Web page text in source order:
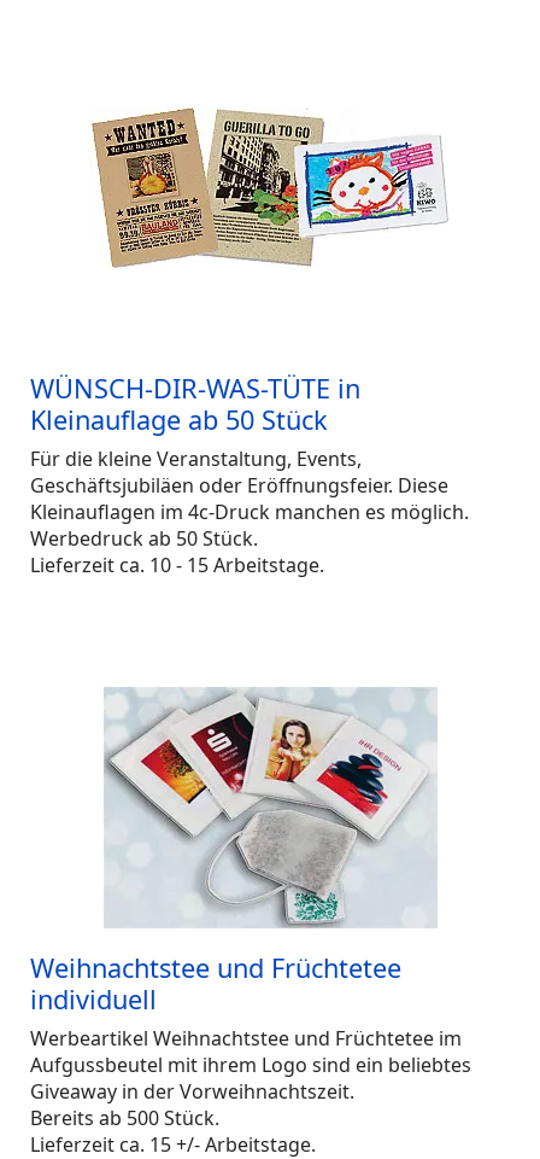
WÜNSCH-DIR-WAS-TÜTE in
Kleinauflage ab 50 Stück
Für die kleine Veranstaltung, Events,
Geschäftsjubiläen oder Eröffnungsfeier. Diese
Kleinauflagen im 4c-Druck manchen es möglich.
Werbedruck ab 50 Stück.
Lieferzeit ca. 10 - 15 Arbeitstage.
Weihnachtstee und Früchtetee
individuell
Werbeartikel Weihnachtstee und Früchtetee im
Aufgussbeutel mit ihrem Logo sind ein beliebtes
Giveaway in der Vorweihnachtszeit.
Bereits ab 500 Stück.
Lieferzeit ca. 15 +/- Arbeitstage.